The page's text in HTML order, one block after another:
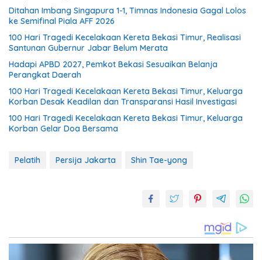
Ditahan Imbang Singapura 1-1, Timnas Indonesia Gagal Lolos
ke Semifinal Piala AFF 2026
100 Hari Tragedi Kecelakaan Kereta Bekasi Timur, Realisasi
Santunan Gubernur Jabar Belum Merata
Hadapi APBD 2027, Pemkot Bekasi Sesuaikan Belanja
Perangkat Daerah
100 Hari Tragedi Kecelakaan Kereta Bekasi Timur, Keluarga
Korban Desak Keadilan dan Transparansi Hasil Investigasi
100 Hari Tragedi Kecelakaan Kereta Bekasi Timur, Keluarga
Korban Gelar Doa Bersama
Pelatih Persija Jakarta Shin Tae-yong